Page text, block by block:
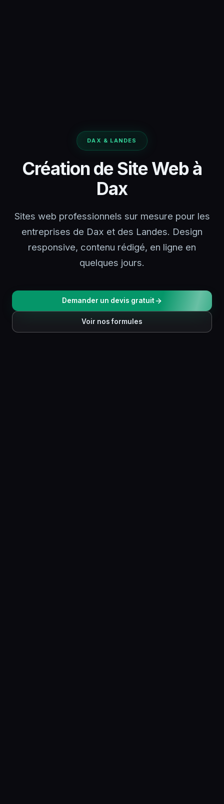
DAX & LANDES
Création de Site Web à
Dax
Sites web professionnels sur mesure pour les
entreprises de Dax et des Landes. Design
responsive, contenu rédigé, en ligne en
quelques jours.
Demander un devis gratuit
Voir nos formules